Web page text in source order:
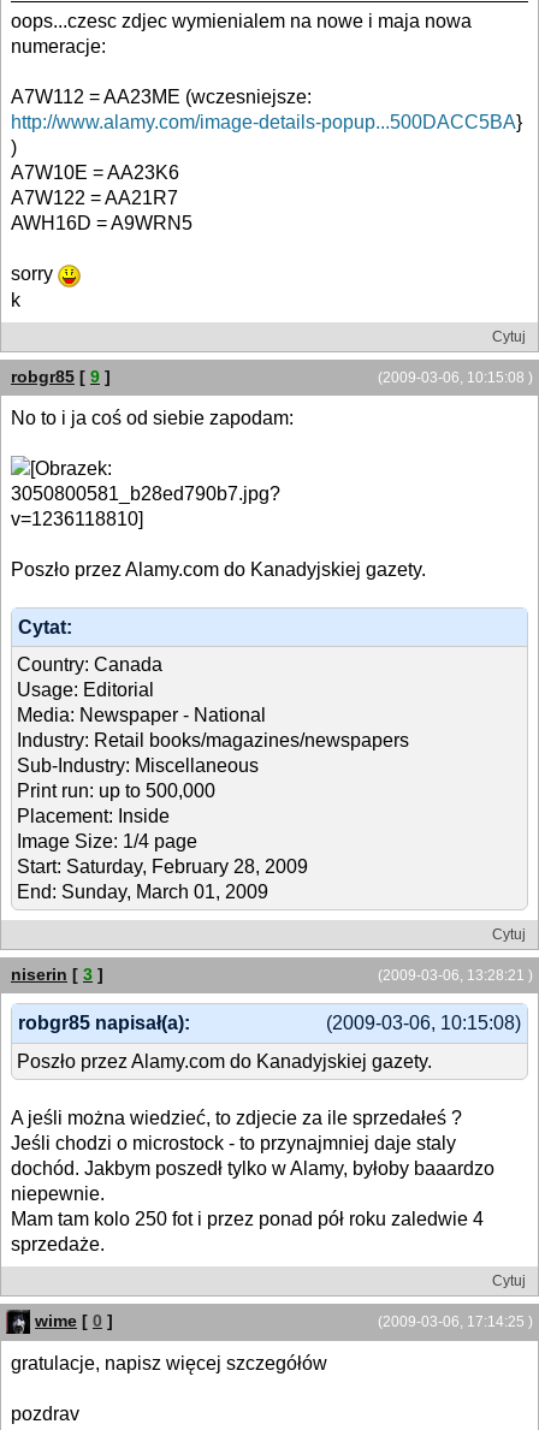
oops...czesc zdjec wymienialem na nowe i maja nowa
numeracje:
A7W112 = AA23ME (wczesniejsze:
http://www.alamy.com/image-details-popup...500DACC5BA}
)
A7W10E = AA23K6
A7W122 = AA21R7
AWH16D = A9WRN5
sorry
k
Cytuj
(2009-03-06, 10:15:08 )
robgr85 [ 9 ]
No to i ja coś od siebie zapodam:
Poszło przez Alamy.com do Kanadyjskiej gazety.
Cytat:
Country: Canada
Usage: Editorial
Media: Newspaper - National
Industry: Retail books/magazines/newspapers
Sub-Industry: Miscellaneous
Print run: up to 500,000
Placement: Inside
Image Size: 1/4 page
Start: Saturday, February 28, 2009
End: Sunday, March 01, 2009
Cytuj
(2009-03-06, 13:28:21 )
niserin [ 3 ]
(2009-03-06, 10:15:08)
robgr85 napisał(a):
Poszło przez Alamy.com do Kanadyjskiej gazety.
A jeśli można wiedzieć, to zdjecie za ile sprzedałeś ?
Jeśli chodzi o microstock - to przynajmniej daje staly
dochód. Jakbym poszedł tylko w Alamy, byłoby baaardzo
niepewnie.
Mam tam kolo 250 fot i przez ponad pół roku zaledwie 4
sprzedaże.
Cytuj
(2009-03-06, 17:14:25 )
wime [ 0 ]
gratulacje, napisz więcej szczegółów
pozdrav